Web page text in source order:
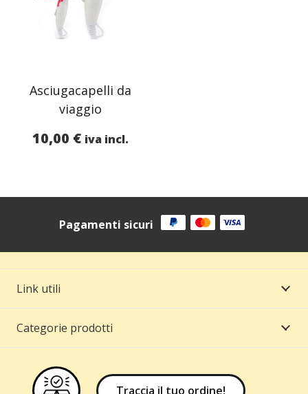
Asciugacapelli da
viaggio
10,00 € iva incl.
Pagamenti sicuri
Link utili
Categorie prodotti
Traccia il tuo ordine!